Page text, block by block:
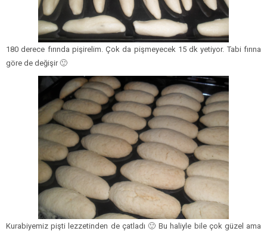
180 derece fırında pişirelim. Çok da pişmeyecek 15 dk yetiyor. Tabi fırına
göre de değişir 🙂
Kurabiyemiz pişti lezzetinden de çatladı 🙂 Bu haliyle bile çok güzel ama